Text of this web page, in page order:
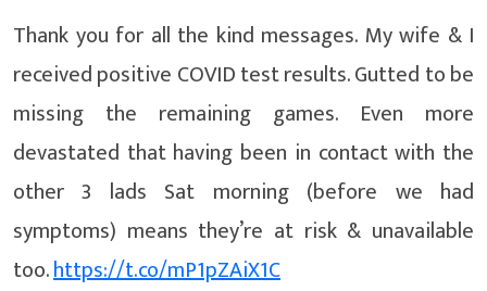
Thank you for all the kind messages. My wife & I
received positive COVID test results. Gutted to be
missing the remaining games. Even more
devastated that having been in contact with the
other 3 lads Sat morning (before we had
symptoms) means they’re at risk & unavailable
too.https://t.co/mP1pZAiX1C